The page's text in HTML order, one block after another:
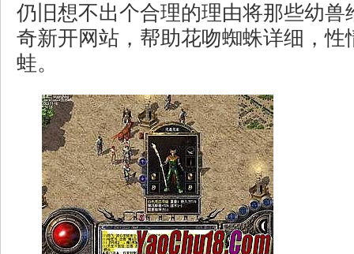
仍旧想不出个合理的理由将那些幼兽
奇新开网站，帮助花吻蜘蛛详细，性
蛙。